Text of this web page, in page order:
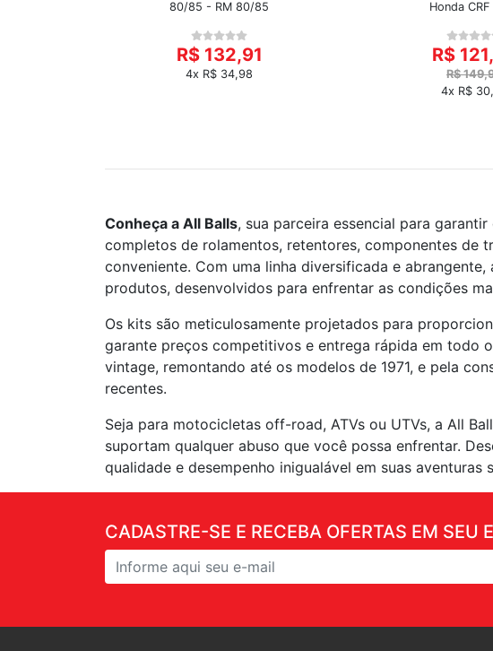
80/85 - RM 80/85
R$ 132,91
4x R$ 34,98
Honda CRF
R$
R$
4x R$
Conheça a All Balls, sua parceira essencial para
completos de rolamentos, retentores, componentes de
conveniente. Com uma linha diversificada e
produtos, desenvolvidos para enfrentar as condições
Os kits são meticulosamente projetados para
garante preços competitivos e entrega rápida em todo
vintage, remontando até os modelos de 1971, e pela
recentes.
Seja para motocicletas off-road, ATVs ou UTVs, a All
suportam qualquer abuso que você possa enfrentar.
qualidade e desempenho inigualável em suas aventuras
CADASTRE-SE E RECEBA OFERTAS EM SEU